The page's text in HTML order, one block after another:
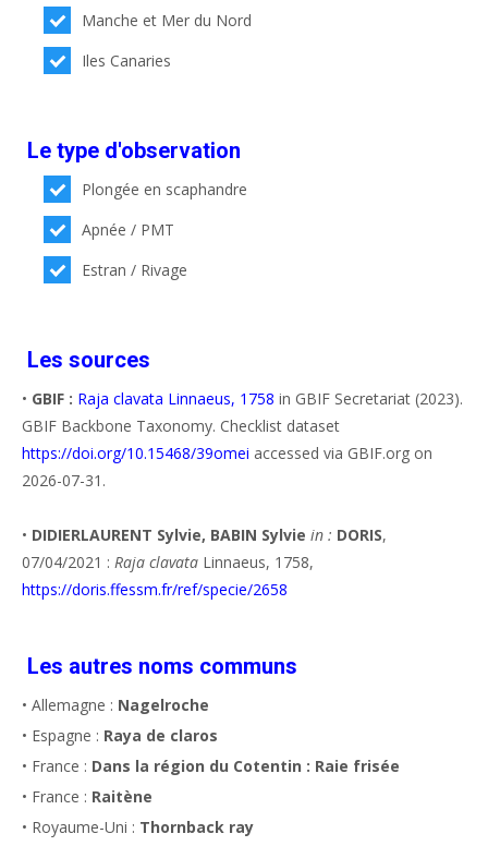
Manche et Mer du Nord
Iles Canaries
Le type d'observation
Plongée en scaphandre
Apnée / PMT
Estran / Rivage
Les sources
• GBIF : Raja clavata Linnaeus, 1758 in GBIF Secretariat (2023).
GBIF Backbone Taxonomy. Checklist dataset
https://doi.org/10.15468/39omei accessed via GBIF.org on
2026-07-31.
• DIDIERLAURENT Sylvie, BABIN Sylvie in : DORIS,
07/04/2021 : Raja clavata Linnaeus, 1758,
https://doris.ffessm.fr/ref/specie/2658
Les autres noms communs
• Allemagne : Nagelroche
• Espagne : Raya de claros
• France : Dans la région du Cotentin : Raie frisée
• France : Raitène
• Royaume-Uni : Thornback ray